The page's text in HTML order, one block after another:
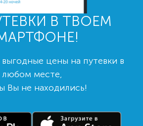
В ТВОЕМ
цены на путевки в
любом месте,
Вы не находились!